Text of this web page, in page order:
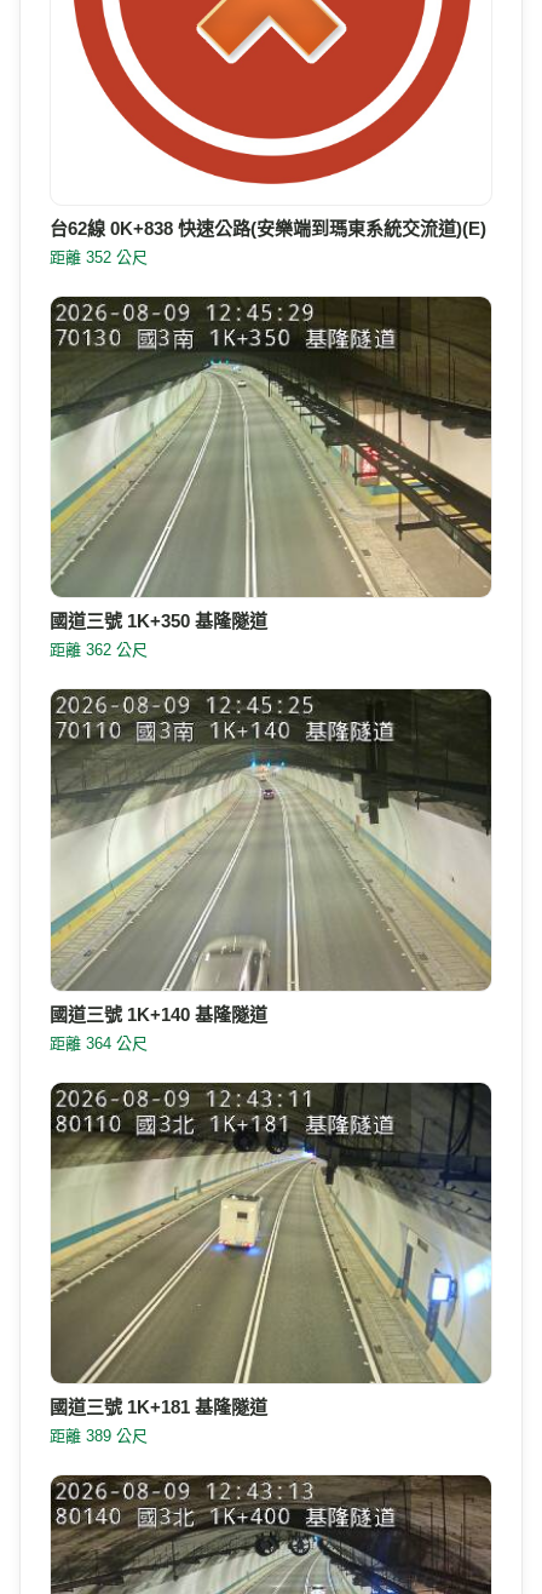
台62線 0K+838 快速公路(安樂端到瑪東系統交流道)(E)
距離 352 公尺
國道三號 1K+350 基隆隧道
距離 362 公尺
國道三號 1K+140 基隆隧道
距離 364 公尺
國道三號 1K+181 基隆隧道
距離 389 公尺